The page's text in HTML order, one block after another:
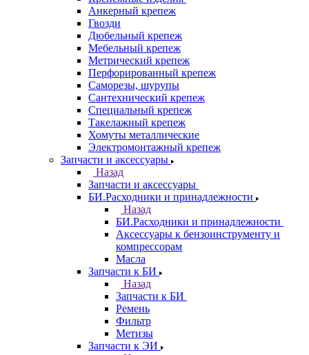
Анкерный крепеж
Гвозди
Дюбельный крепеж
Мебельный крепеж
Метрический крепеж
Перфорированный крепеж
Саморезы, шурупы
Сантехнический крепеж
Специальный крепеж
Такелажный крепеж
Хомуты металлические
Электромонтажный крепеж
Запчасти и аксессуары
Назад
Запчасти и аксессуары
БИ.Расходники и принадлежности
Назад
БИ.Расходники и принадлежности
Аксессуары к бензоинструменту и
компрессорам
Масла
Запчасти к БИ
Назад
Запчасти к БИ
Ремень
Фильтр
Метизы
Запчасти к ЭИ